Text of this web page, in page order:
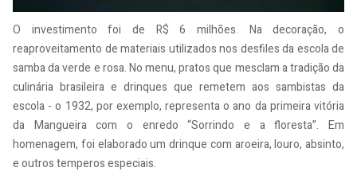
O investimento foi de R$ 6 milhões. Na decoração, o
reaproveitamento de materiais utilizados nos desfiles da escola de
samba da verde e rosa. No menu, pratos que mesclam a tradição da
culinária brasileira e drinques que remetem aos sambistas da
escola - o 1932, por exemplo, representa o ano da primeira vitória
da Mangueira com o enredo “Sorrindo e a floresta”. Em
homenagem, foi elaborado um drinque com aroeira, louro, absinto,
e outros temperos especiais.